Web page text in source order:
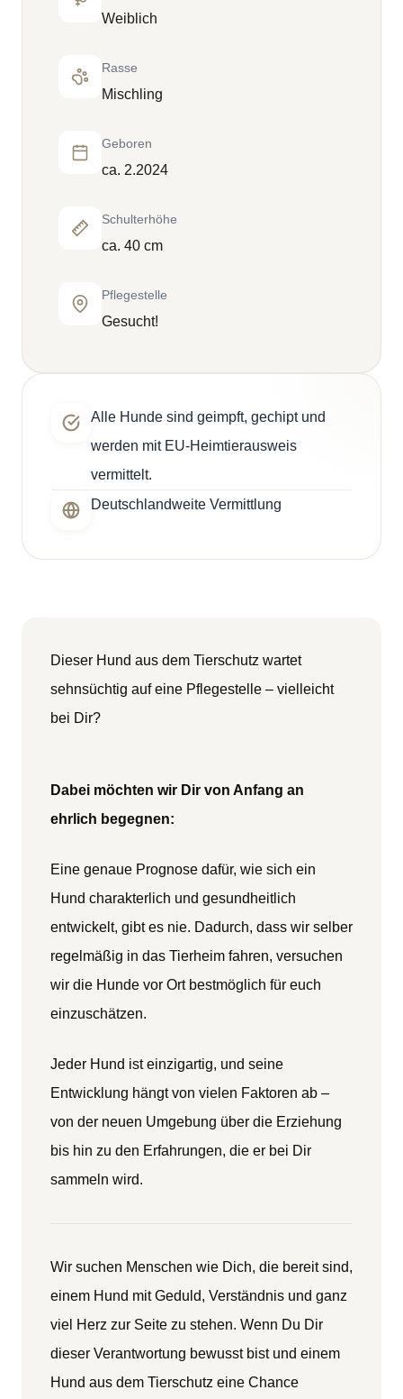
Weiblich
Rasse
Mischling
Geboren
ca. 2.2024
Schulterhöhe
ca. 40 cm
Pflegestelle
Gesucht!
Alle Hunde sind geimpft, gechipt und
werden mit EU-Heimtierausweis
vermittelt.
Deutschlandweite Vermittlung
Dieser Hund aus dem Tierschutz wartet
sehnsüchtig auf eine Pflegestelle – vielleicht
bei Dir?
Dabei möchten wir Dir von Anfang an
ehrlich begegnen:
Eine genaue Prognose dafür, wie sich ein
Hund charakterlich und gesundheitlich
entwickelt, gibt es nie. Dadurch, dass wir selber
regelmäßig in das Tierheim fahren, versuchen
wir die Hunde vor Ort bestmöglich für euch
einzuschätzen.
Jeder Hund ist einzigartig, und seine
Entwicklung hängt von vielen Faktoren ab –
von der neuen Umgebung über die Erziehung
bis hin zu den Erfahrungen, die er bei Dir
sammeln wird.
Wir suchen Menschen wie Dich, die bereit sind,
einem Hund mit Geduld, Verständnis und ganz
viel Herz zur Seite zu stehen. Wenn Du Dir
dieser Verantwortung bewusst bist und einem
Hund aus dem Tierschutz eine Chance